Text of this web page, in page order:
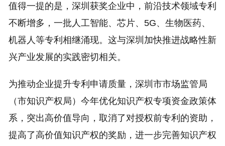
值得一提的是，深圳获奖企业中，前沿技术领域专利
不断增多，一批人工智能、芯片、5G、生物医药、
机器人等专利相继涌现。这与深圳加快推进战略性新
兴产业发展的实践密切相关。
为推动企业提升专利申请质量，深圳市市场监管局
（市知识产权局）今年优化知识产权专项资金政策体
系，突出高价值导向，取消了对授权前专利的资助，
提高了高价值知识产权的奖励，进一步完善知识产权